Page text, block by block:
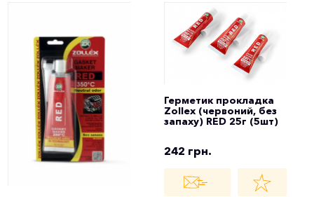
Герметик прокладка
Zollex (червоний, без
запаху) RED 25г (5шт)
242 грн.